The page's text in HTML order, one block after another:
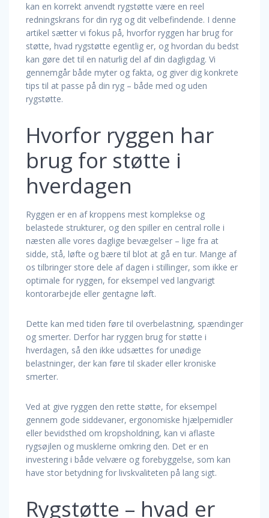
kan en korrekt anvendt rygstøtte være en reel
redningskrans for din ryg og dit velbefindende. I denne
artikel sætter vi fokus på, hvorfor ryggen har brug for
støtte, hvad rygstøtte egentlig er, og hvordan du bedst
kan gøre det til en naturlig del af din dagligdag. Vi
gennemgår både myter og fakta, og giver dig konkrete
tips til at passe på din ryg – både med og uden
rygstøtte.
Hvorfor ryggen har
brug for støtte i
hverdagen
Ryggen er en af kroppens mest komplekse og
belastede strukturer, og den spiller en central rolle i
næsten alle vores daglige bevægelser – lige fra at
sidde, stå, løfte og bære til blot at gå en tur. Mange af
os tilbringer store dele af dagen i stillinger, som ikke er
optimale for ryggen, for eksempel ved langvarigt
kontorarbejde eller gentagne løft.
Dette kan med tiden føre til overbelastning, spændinger
og smerter. Derfor har ryggen brug for støtte i
hverdagen, så den ikke udsættes for unødige
belastninger, der kan føre til skader eller kroniske
smerter.
Ved at give ryggen den rette støtte, for eksempel
gennem gode siddevaner, ergonomiske hjælpemidler
eller bevidsthed om kropsholdning, kan vi aflaste
rygsøjlen og musklerne omkring den. Det er en
investering i både velvære og forebyggelse, som kan
have stor betydning for livskvaliteten på lang sigt.
Rygstøtte – hvad er